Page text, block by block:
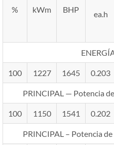
% kWm BHP ea.h
100 1227 1645 0.203
PRINCIPAL — Potencia
100 1150 1541 0.202
PRINCIPAL – Potencia